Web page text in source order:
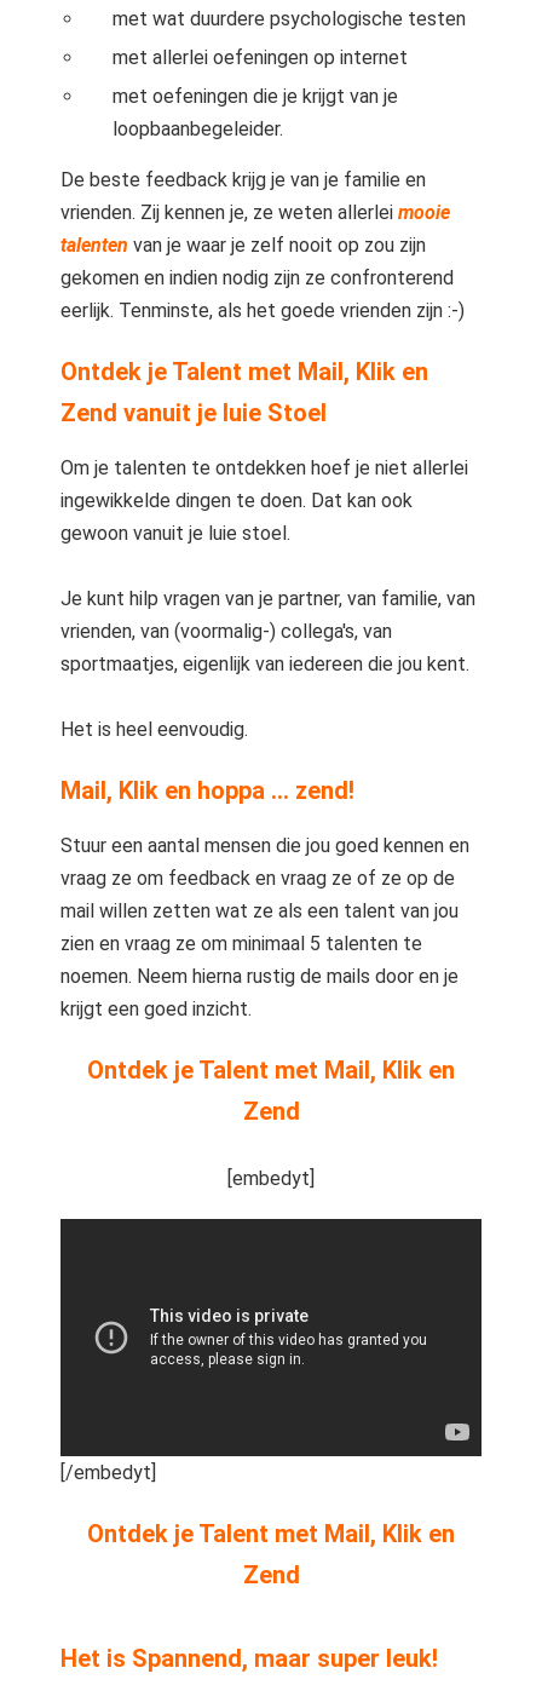
met wat duurdere psychologische testen
met allerlei oefeningen op internet
met oefeningen die je krijgt van je
loopbaanbegeleider.
De beste feedback krijg je van je familie en
vrienden. Zij kennen je, ze weten allerlei mooie
talenten van je waar je zelf nooit op zou zijn
gekomen en indien nodig zijn ze confronterend
eerlijk. Tenminste, als het goede vrienden zijn :-)
Ontdek je Talent met Mail, Klik en
Zend vanuit je luie Stoel
Om je talenten te ontdekken hoef je niet allerlei
ingewikkelde dingen te doen. Dat kan ook
gewoon vanuit je luie stoel.
Je kunt hilp vragen van je partner, van familie, van
vrienden, van (voormalig-) collega's, van
sportmaatjes, eigenlijk van iedereen die jou kent.
Het is heel eenvoudig.
Mail, Klik en hoppa ... zend!
Stuur een aantal mensen die jou goed kennen en
vraag ze om feedback en vraag ze of ze op de
mail willen zetten wat ze als een talent van jou
zien en vraag ze om minimaal 5 talenten te
noemen. Neem hierna rustig de mails door en je
krijgt een goed inzicht.
Ontdek je Talent met Mail, Klik en
Zend
[embedyt]
[/embedyt]
Ontdek je Talent met Mail, Klik en
Zend
Het is Spannend, maar super leuk!